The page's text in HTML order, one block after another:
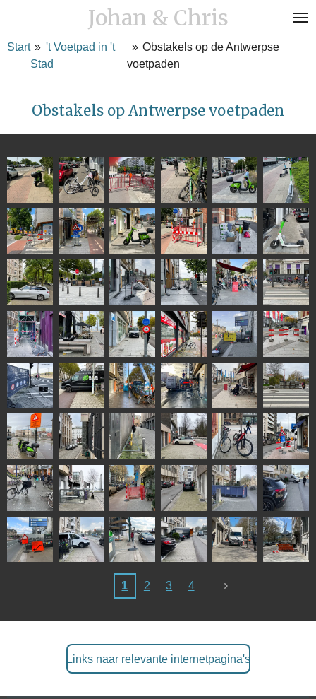
naar
Johan & Chris
Start » 't Voetpad in 't
Stad
» Obstakels op de Antwerpse
voetpaden
Obstakels op Antwerpse voetpaden
1 2 3 4
Links naar relevante internetpagina's